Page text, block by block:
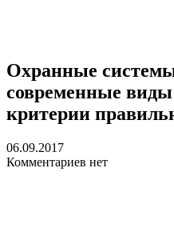
Охранные
современные
критерии
06.09.2017
Комментариев нет